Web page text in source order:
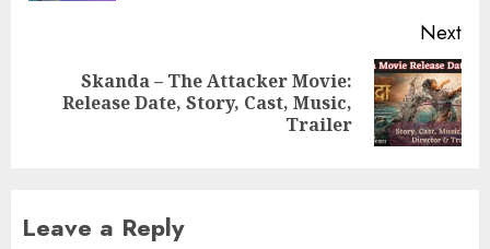
Next
Next
Skanda – The Attacker Movie:
Release Date, Story, Cast, Music,
Trailer
Leave a Reply